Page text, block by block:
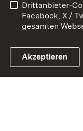
Link zum
Impressum
Drittanbieter-
Facebook, X /
gesamten
Akzeptieren